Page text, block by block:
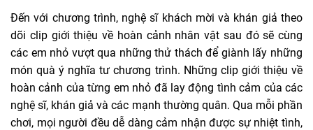
Đến với chương trình, nghệ sĩ khách mời và khán giả theo
dõi clip giới thiệu về hoàn cảnh nhân vật sau đó sẽ cùng
các em nhỏ vượt qua những thử thách để giành lấy những
món quà ý nghĩa tư chương trình. Những clip giới thiệu về
hoàn cảnh của từng em nhỏ đã lay động tình cảm của các
nghệ sĩ, khán giả và các mạnh thường quân. Qua mỗi phần
chơi, mọi người đều dễ dàng cảm nhận được sự nhiệt tình,